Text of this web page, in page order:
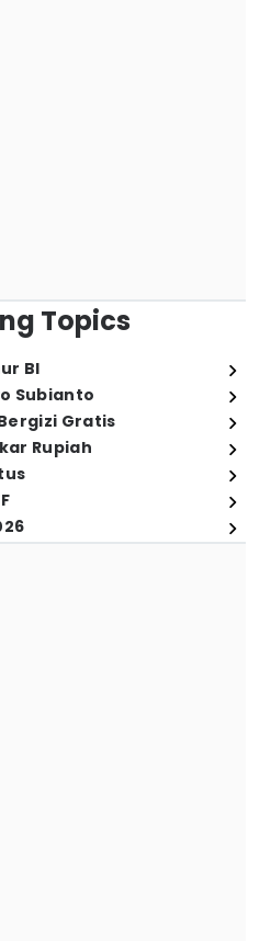
Topics
BI
Subianto
Gratis
Rupiah